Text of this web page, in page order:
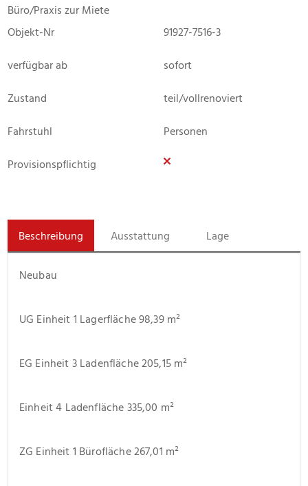
Büro/Praxis zur Miete
Objekt-Nr
91927-7516-3
verfügbar ab
sofort
Zustand
teil/vollrenoviert
Fahrstuhl
Personen
Provisionspflichtig
Beschreibung Ausstattung Lage
Neubau
UG Einheit 1 Lagerfläche 98,39 m²
EG Einheit 3 Ladenfläche 205,15 m²
Einheit 4 Ladenfläche 335,00 m²
ZG Einheit 1 Bürofläche 267,01 m²